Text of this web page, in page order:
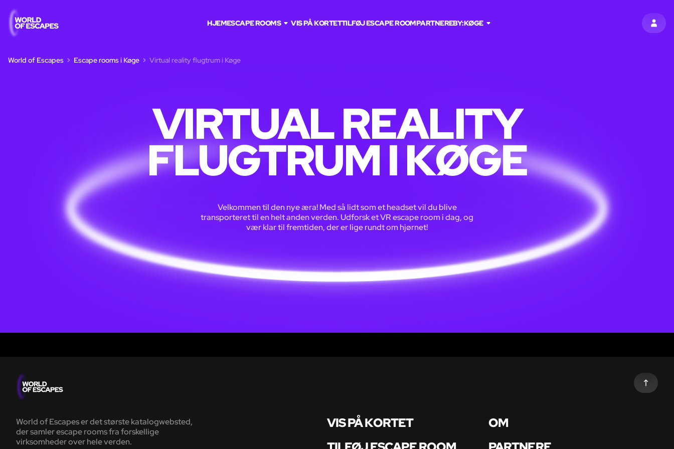
LOG
HJEMESCAPE ROOMS VIS PÅ KORTETTILFØJ ESCAPE ROOMPARTNEREBY:KØGE
World of Escapes Escape rooms i Køge Virtual reality flugtrum i Køge
VIRTUAL REALITY
FLUGTRUM I KØGE
Velkommen til den nye æra! Med så lidt som et headset vil du blive
transporteret til en helt anden verden. Udforsk et VR escape room i dag, og
vær klar til fremtiden, der er lige rundt om hjørnet!
World of Escapes er det største katalogwebsted,
der samler escape rooms fra forskellige
virksomheder over hele verden.
VIS PÅ KORTET
OM